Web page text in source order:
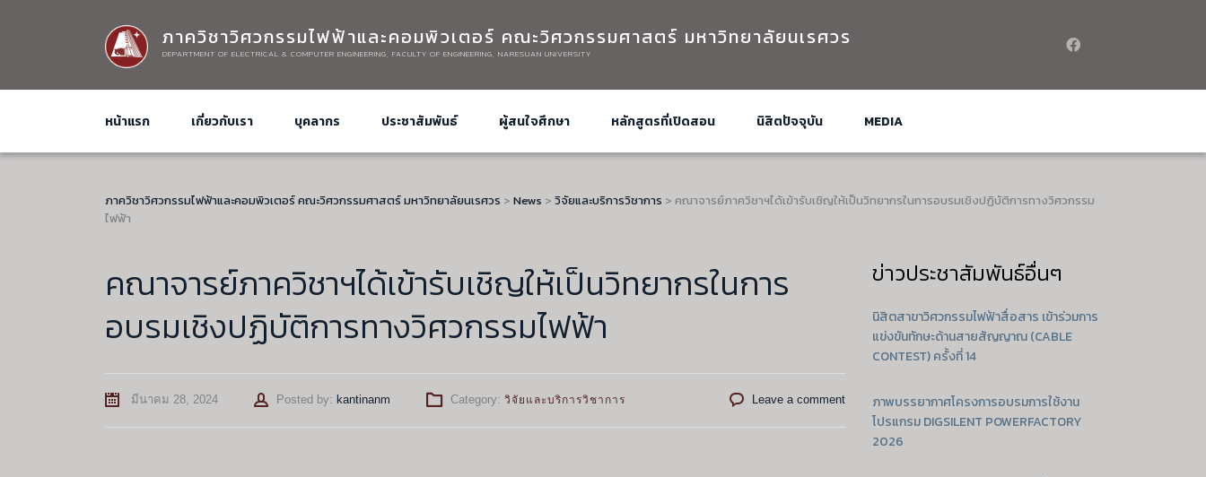
ภาควิชาวิศวกรรมไฟฟ้าและคอมพิวเตอร์ คณะวิศวกรรมศาสตร์ มหาวิทยาลัยนเรศวร
DEPARTMENT OF ELECTRICAL & COMPUTER ENGINEERING, FACULTY OF ENGINEERING, NARESUAN UNIVERSITY
หน้าแรก เกี่ยวกับเรา บุคลากร ประชาสัมพันธ์ ผู้สนใจศึกษา หลักสูตรที่เปิดสอน นิสิตปัจจุบัน MEDIA
ภาควิชาวิศวกรรมไฟฟ้าและคอมพิวเตอร์ คณะวิศวกรรมศาสตร์ มหาวิทยาลัยนเรศวร > News > วิจัยและบริการวิชาการ > คณาจารย์ภาควิชาฯได้เข้ารับเชิญให้เป็นวิทยากรในการอบรมเชิงปฏิบัติการทางวิศวกรรม
ไฟฟ้า
คณาจารย์ภาควิชาฯได้เข้ารับเชิญให้เป็นวิทยากรในการ
อบรมเชิงปฏิบัติการทางวิศวกรรมไฟฟ้า
มีนาคม 28, 2024 Posted by: Author
kantinanm Category: วิจัยและบริการวิชาการ Leave a comment
ข่าวประชาสัมพันธ์อื่นๆ
นิสิตสาขาวิศวกรรมไฟฟ้าสื่อสาร เข้าร่วมการ
แข่งขันทักษะด้านสายสัญญาณ (CABLE
CONTEST) ครั้งที่ 14
ภาพบรรยากาศโครงการอบรมการใช้งาน
โปรแกรม DIGSILENT POWERFACTORY
2026